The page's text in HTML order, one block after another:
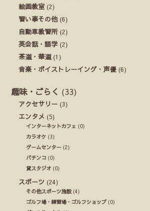
絵画教室 (2)
習い事その他 (6)
自動車教習所(2)
英会話・語学 (2)
茶道・華道(1)
音楽・ボイストレーイング・声優 (6)
趣味・ごらく (33)
アクセサリー (3)
エンタメ (5)
インターネットカフェ (0)
カラオケ (3)
ゲームセンター (2)
パチンコ (0)
貸スタジオ (0)
スポーツ (24)
その他スポーツ施設(4)
ゴルフ場・練習場・ゴルフショップ(0)